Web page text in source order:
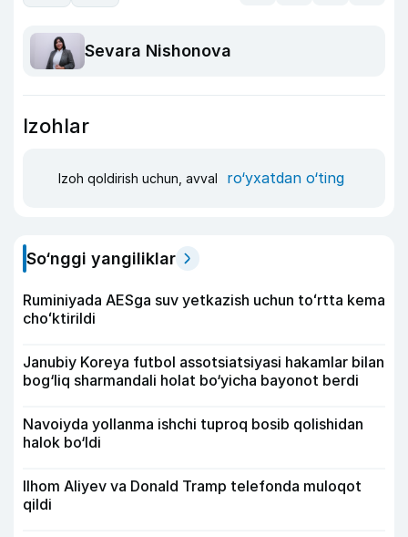
Sevara Nishonova
Izohlar
Izoh qoldirish uchun, avval ro‘yxatdan o‘ting
So‘nggi yangiliklar
Ruminiyada AESga suv yetkazish uchun toʻrtta kema
choʻktirildi
Janubiy Koreya futbol assotsiatsiyasi hakamlar bilan
bog‘liq sharmandali holat bo‘yicha bayonot berdi
Navoiyda yollanma ishchi tuproq bosib qolishidan
halok bo‘ldi
Ilhom Aliyev va Donald Tramp telefonda muloqot
qildi